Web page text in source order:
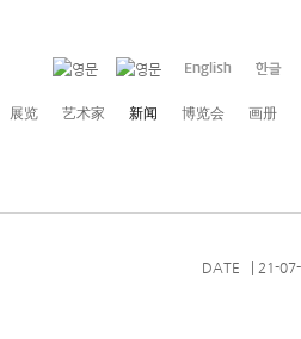
展览 艺术家 新闻 博览会 画册
DATE | 21-